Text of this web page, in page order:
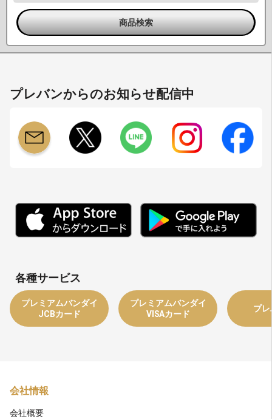
プレバンからのお知らせ配信中
各種サービス
プレミアムバンダイ
JCBカード
プレミアムバンダイ
VISAカード
プ
会社情報
会社概要